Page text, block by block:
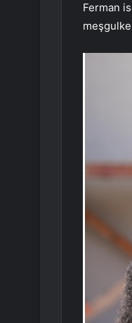
Ferman